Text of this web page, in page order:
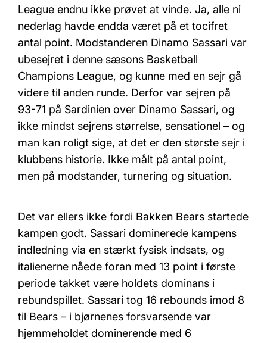
League endnu ikke prøvet at vinde. Ja, alle ni
nederlag havde endda været på et tocifret
antal point. Modstanderen Dinamo Sassari var
ubesejret i denne sæsons Basketball
Champions League, og kunne med en sejr gå
videre til anden runde. Derfor var sejren på
93-71 på Sardinien over Dinamo Sassari, og
ikke mindst sejrens størrelse, sensationel – og
man kan roligt sige, at det er den største sejr i
klubbens historie. Ikke målt på antal point,
men på modstander, turnering og situation.
Det var ellers ikke fordi Bakken Bears startede
kampen godt. Sassari dominerede kampens
indledning via en stærkt fysisk indsats, og
italienerne nåede foran med 13 point i første
periode takket være holdets dominans i
rebundspillet. Sassari tog 16 rebounds imod 8
til Bears – i bjørnenes forsvarsende var
hjemmeholdet dominerende med 6